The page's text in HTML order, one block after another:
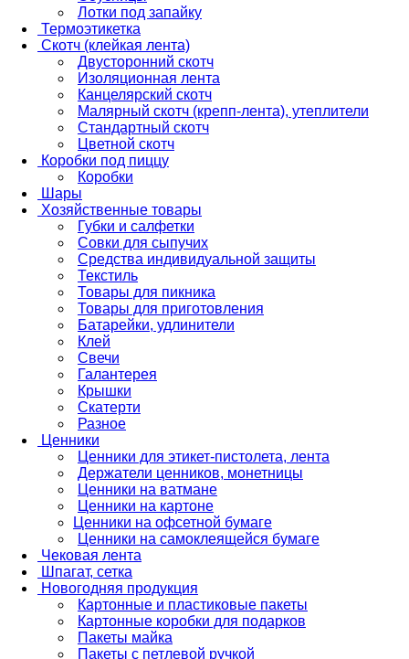
Лотки под запайку
Термоэтикетка
Скотч (клейкая лента)
Двусторонний скотч
Изоляционная лента
Канцелярский скотч
Малярный скотч (крепп-лента), утеплители
Стандартный скотч
Цветной скотч
Коробки под пиццу
Коробки
Шары
Хозяйственные товары
Губки и салфетки
Совки для сыпучих
Средства индивидуальной защиты
Текстиль
Товары для пикника
Товары для приготовления
Батарейки, удлинители
Клей
Свечи
Галантерея
Крышки
Скатерти
Разное
Ценники
Ценники для этикет-пистолета, лента
Держатели ценников, монетницы
Ценники на ватмане
Ценники на картоне
Ценники на офсетной бумаге
Ценники на самоклеящейся бумаге
Чековая лента
Шпагат, сетка
Новогодняя продукция
Картонные и пластиковые пакеты
Картонные коробки для подарков
Пакеты майка
Пакеты с петлевой ручкой